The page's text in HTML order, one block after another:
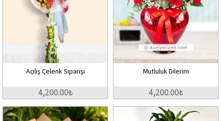
Açılış Çelenk Siparişi
4,200.00₺
Mutluluk Dilerim
4,200.00₺